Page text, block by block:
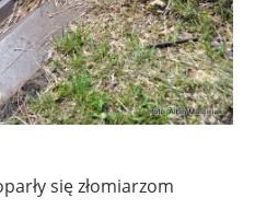
się złomiarzom